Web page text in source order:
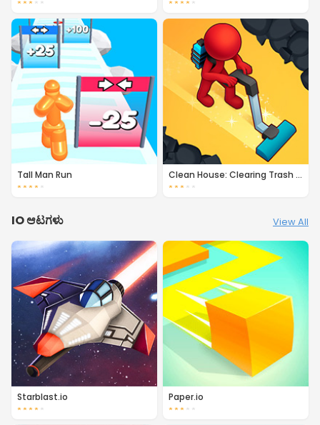
★ ★ ★ ★ ★ ★ ★ ★ ★ ★
Tall Man Run
★ ★ ★ ★ ★
Clean House: Clearing Trash and Dirt
★ ★ ★ ★ ★
IO ಆಟಗಳು View All
Starblast.io
★ ★ ★ ★ ★
Paper.io
★ ★ ★ ★ ★